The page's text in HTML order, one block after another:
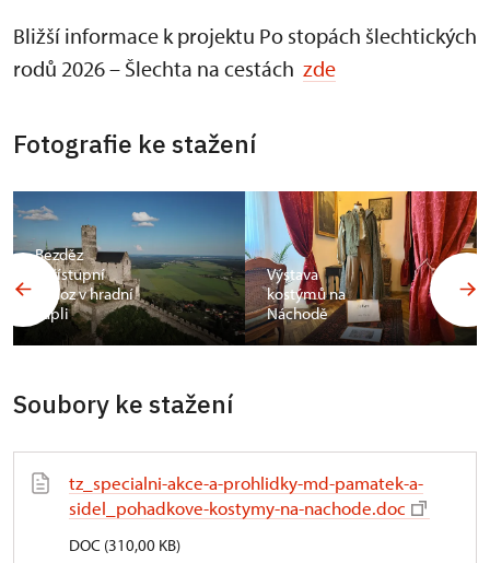
Bližší informace k projektu Po stopách šlechtických
rodů 2026 – Šlechta na cestách zde
Fotografie ke stažení
Bezděz
zpřístupní
ochoz v hradní
kapli
Výstava
kostýmů na
Náchodě
Soubory ke stažení
tz_specialni-akce-a-prohlidky-md-pamatek-a-
sidel_pohadkove-kostymy-na-nachode.doc
DOC (310,00 KB)